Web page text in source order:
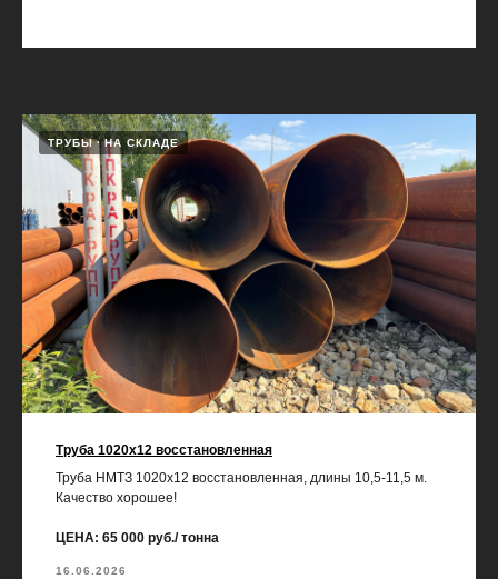
ТРУБЫ НА СКЛАДЕ
Труба 1020х12 восстановленная
Труба НМТЗ 1020х12 восстановленная, длины 10,5-11,5 м.
Качество хорошее!
ЦЕНА: 65 000 руб./ тонна
16.06.2026